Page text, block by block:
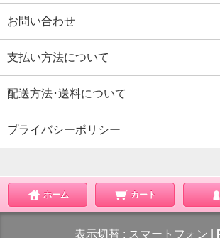
お問い合わせ
支払い方法について
配送方法･送料について
プライバシーポリシー
ホーム カート
表示切替 : スマートフォン